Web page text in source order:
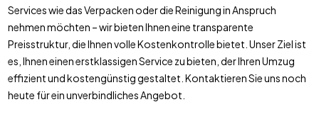
Services wie das Verpacken oder die Reinigung in Anspruch
nehmen möchten – wir bieten Ihnen eine transparente
Preisstruktur, die Ihnen volle Kostenkontrolle bietet. Unser Ziel ist
es, Ihnen einen erstklassigen Service zu bieten, der Ihren Umzug
effizient und kostengünstig gestaltet. Kontaktieren Sie uns noch
heute für ein unverbindliches Angebot.